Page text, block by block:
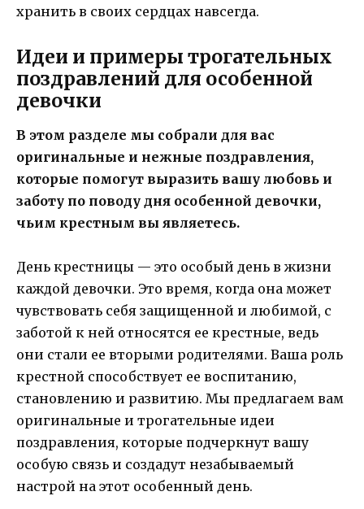
хранить в своих сердцах навсегда.
Идеи и примеры трогательных
поздравлений для особенной
девочки
В этом разделе мы собрали для вас
оригинальные и нежные поздравления,
которые помогут выразить вашу любовь и
заботу по поводу дня особенной девочки,
чьим крестным вы являетесь.
День крестницы — это особый день в жизни
каждой девочки. Это время, когда она может
чувствовать себя защищенной и любимой, с
заботой к ней относятся ее крестные, ведь
они стали ее вторыми родителями. Ваша роль
крестной способствует ее воспитанию,
становлению и развитию. Мы предлагаем вам
оригинальные и трогательные идеи
поздравления, которые подчеркнут вашу
особую связь и создадут незабываемый
настрой на этот особенный день.